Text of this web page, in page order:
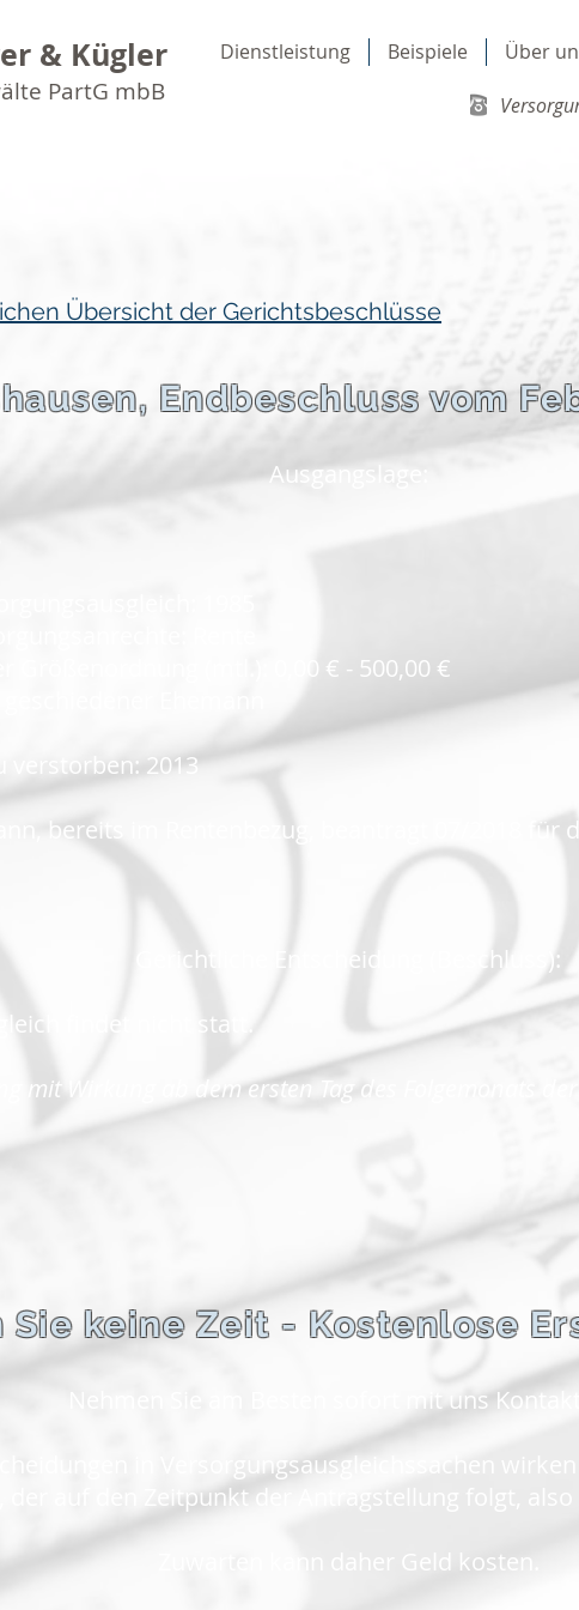
& Kügler
PartG mbB
Dienstleistung Beispiele Über
Übersicht der Gerichtsbeschlüsse
Endbeschluss vom
Ausgangslage:
Größenordnung (mtl.): 0,00 € - 500,00 €
verstorben: 2013
bereits im Rentenbezug, beantragt 07/2018 für
Gerichtliche Entscheidung (Beschluss):
findet nicht statt.
mit Wirkung ab dem ersten Tag des Folgemonats
Sie keine Zeit - Kostenlose
Nehmen Sie am Besten sofort mit uns Kontakt
in Versorgungsausgleichssachen wirken
der auf den Zeitpunkt der Antragstellung folgt, also
Zuwarten kann daher Geld kosten.